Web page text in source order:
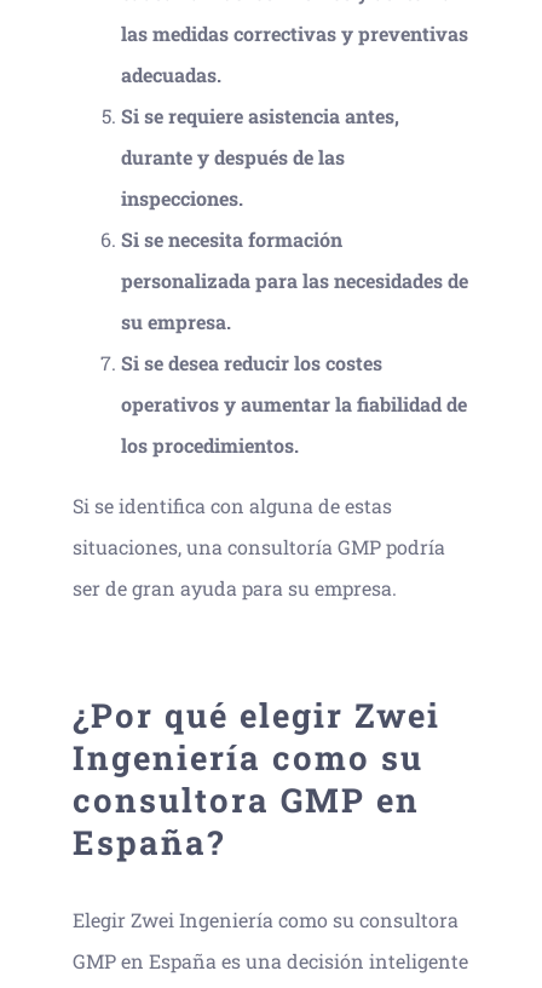
las medidas correctivas y preventivas
adecuadas.
Si se requiere asistencia antes,
durante y después de las
inspecciones.
Si se necesita formación
personalizada para las necesidades de
su empresa.
Si se desea reducir los costes
operativos y aumentar la fiabilidad de
los procedimientos.
Si se identifica con alguna de estas
situaciones, una consultoría GMP podría
ser de gran ayuda para su empresa.
¿Por qué elegir Zwei
Ingeniería como su
consultora GMP en
España?
Elegir Zwei Ingeniería como su consultora
GMP en España es una decisión inteligente